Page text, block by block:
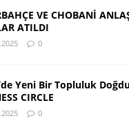
VE CHOBANİ
ATILDI
0
Yeni Bir Topluluk
CIRCLE
0